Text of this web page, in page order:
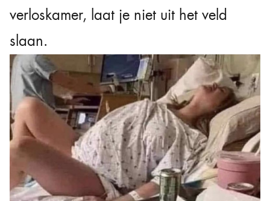
verloskamer, laat je niet uit het veld
slaan.